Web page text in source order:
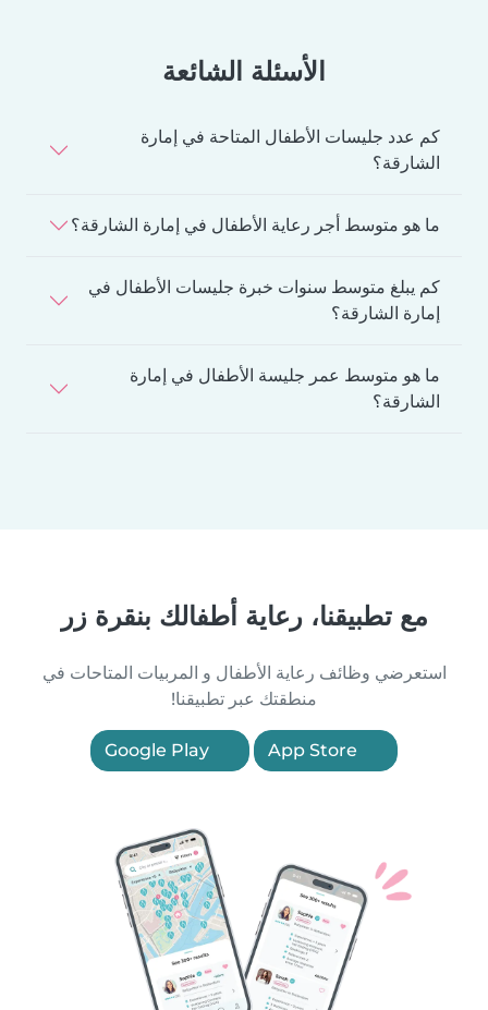
الأسئلة الشائعة
كم عدد جليسات الأطفال المتاحة في إمارة
الشارقة؟
ما هو متوسط أجر رعاية الأطفال في إمارة الشارقة؟
كم يبلغ متوسط سنوات خبرة جليسات الأطفال في
إمارة الشارقة؟
ما هو متوسط عمر جليسة الأطفال في إمارة
الشارقة؟
مع تطبيقنا، رعاية أطفالك بنقرة زر
استعرضي وظائف رعاية الأطفال و المربيات المتاحات في
منطقتك عبر تطبيقنا!